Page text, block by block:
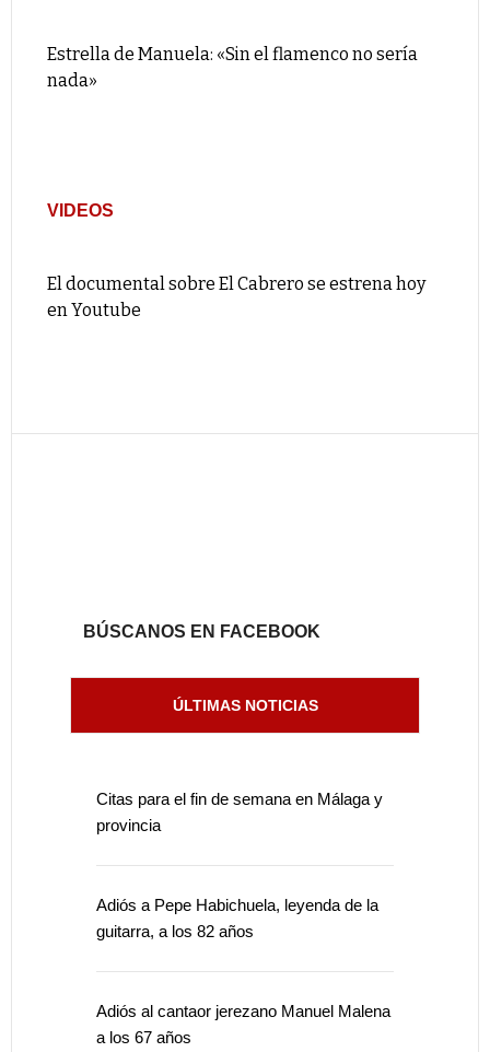
Estrella de Manuela: «Sin el flamenco no sería
nada»
VIDEOS
El documental sobre El Cabrero se estrena hoy
en Youtube
BÚSCANOS EN FACEBOOK
ÚLTIMAS NOTICIAS
Citas para el fin de semana en Málaga y
provincia
Adiós a Pepe Habichuela, leyenda de la
guitarra, a los 82 años
Adiós al cantaor jerezano Manuel Malena
a los 67 años